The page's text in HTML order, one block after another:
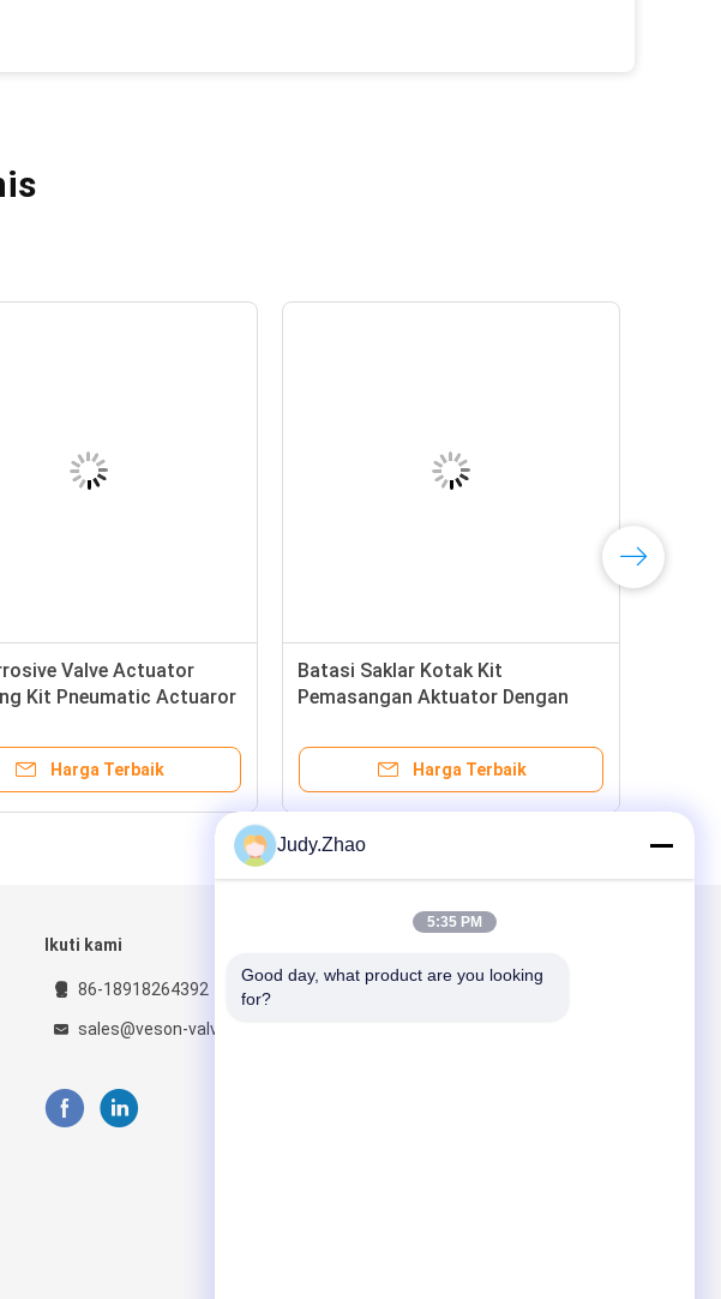
Valve Actuator
Kit Pneumatic Actuaror
Harga Terbaik
Batasi Saklar Kotak Kit
Pemasangan Aktuator Dengan
Harga Terbaik
Ikuti kami
86-18918264392
sales@veson-valve.com
Judy.Zhao
5:35 PM
Good day, what product are you looking
for?